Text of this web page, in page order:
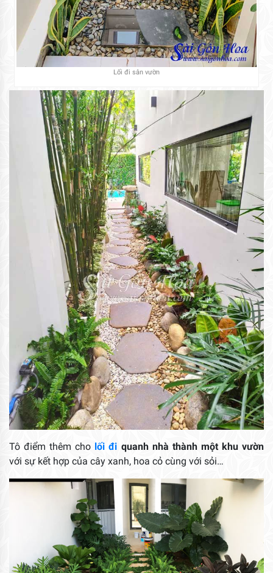
Lối đi sân vườn
Tô điểm thêm cho lối đi quanh nhà thành một khu vườn
với sự kết hợp của cây xanh, hoa cỏ cùng với sỏi…